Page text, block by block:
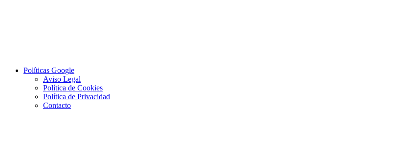
Políticas Google
Aviso Legal
Política de Cookies
Política de Privacidad
Contacto